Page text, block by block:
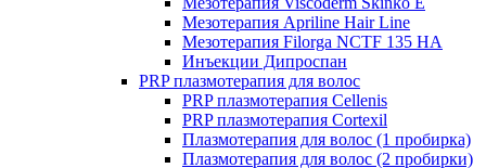
Мезотерапия Apriline Hair Line
Мезотерапия Filorga NCTF 135 HA
Инъекции Дипроспан
PRP плазмотерапия для волос
PRP плазмотерапия Cellenis
PRP плазмотерапия Cortexil
Плазмотерапия для волос (1 пробирка)
Плазмотерапия для волос (2 пробирки)